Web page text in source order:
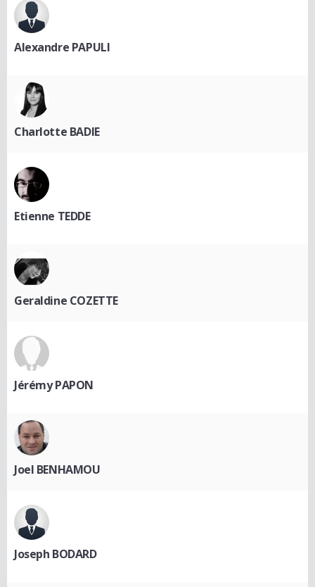
Alexandre PAPULI
Charlotte BADIE
Etienne TEDDE
Geraldine COZETTE
Jérémy PAPON
Joel BENHAMOU
Joseph BODARD